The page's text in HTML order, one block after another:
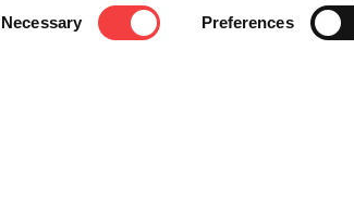
Necessary Preferences